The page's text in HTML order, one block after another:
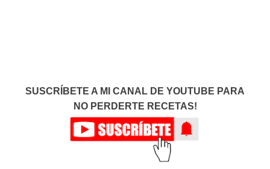
SUSCRÍBETE A MI CANAL DE YOUTUBE PARA
NO PERDERTE RECETAS!